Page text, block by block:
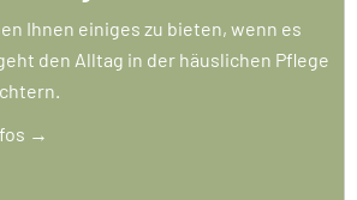
Ihnen einiges zu bieten, wenn es
den Alltag in der häuslichen Pflege
→